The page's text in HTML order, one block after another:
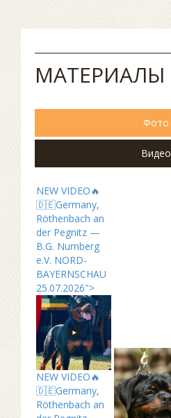
МАТЕРИАЛЫ
Фото
Видео
NEW VIDEO🔥
🇩🇪Germany,
Röthenbach an
der Pegnitz —
B.G. Nurnberg
e.V. NORD-
BAYERNSCHAU
25.07.2026">
NEW VIDEO🔥
🇩🇪Germany,
Röthenbach an